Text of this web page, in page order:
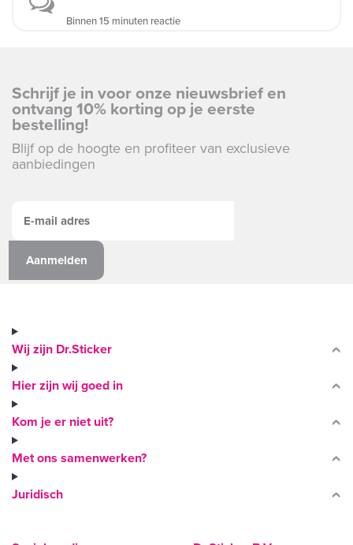
Binnen 15 minuten reactie
Schrijf je in voor onze nieuwsbrief en
ontvang 10% korting op je eerste
bestelling!
Blijf op de hoogte en profiteer van exclusieve
aanbiedingen
Wij zijn Dr.Sticker
Hier zijn wij goed in
Kom je er niet uit?
Met ons samenwerken?
Juridisch